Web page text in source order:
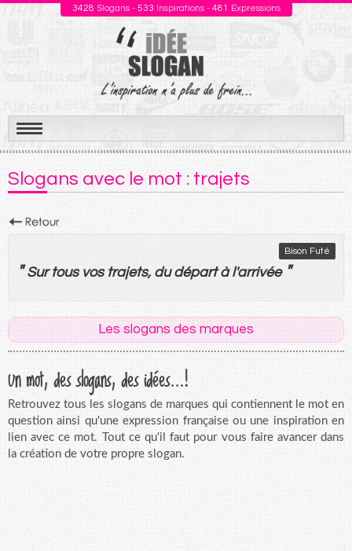
3428 Slogans - 533 Inspirations - 481 Expressions
Aller
au
contenu
Slogans avec le mot : trajets
Bison Futé
" Sur tous vos trajets, du départ àl'arrivée "
Les slogans des marques
Un mot, des slogans, des idées...!
Retrouvez tous les slogans de marques qui contiennent le mot en
question ainsi qu'une expression française ou une inspiration en
lien avec ce mot. Tout ce qu'il faut pour vous faire avancer dans
la création de votre propre slogan.